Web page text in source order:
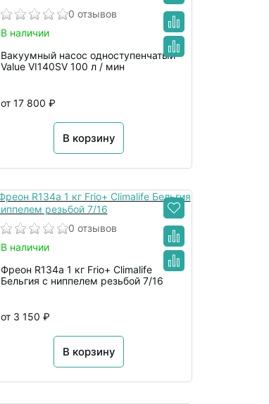
0 отзывов
В наличии
Вакуумный насос одноступенчатый
Value VI140SV 100 л / мин
от 17 800 ₽
В корзину
0 отзывов
В наличии
Фреон R134а 1 кг Frio+ Climalife
Бельгия с ниппелем резьбой 7/16
от 3 150 ₽
В корзину